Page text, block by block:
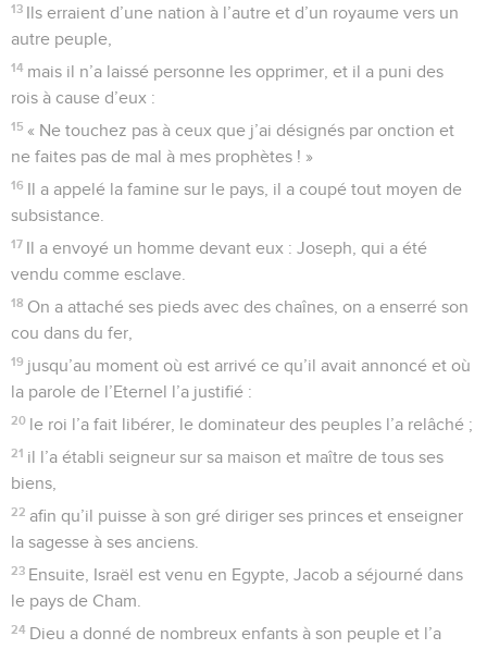
13 Ils erraient d’une nation à l’autre et d’un royaume vers un
autre peuple,
14 mais il n’a laissé personne les opprimer, et il a puni des
rois à cause d’eux :
15 « Ne touchez pas à ceux que j’ai désignés par onction et
ne faites pas de mal à mes prophètes ! »
16 Il a appelé la famine sur le pays, il a coupé tout moyen de
subsistance.
17 Il a envoyé un homme devant eux : Joseph, qui a été
vendu comme esclave.
18 On a attaché ses pieds avec des chaînes, on a enserré son
cou dans du fer,
19 jusqu’au moment où est arrivé ce qu’il avait annoncé et où
la parole de l’Eternel l’a justifié :
20 le roi l’a fait libérer, le dominateur des peuples l’a relâché ;
21 il l’a établi seigneur sur sa maison et maître de tous ses
biens,
22 afin qu’il puisse à son gré diriger ses princes et enseigner
la sagesse à ses anciens.
23 Ensuite, Israël est venu en Egypte, Jacob a séjourné dans
le pays de Cham.
24 Dieu a donné de nombreux enfants à son peuple et l’a